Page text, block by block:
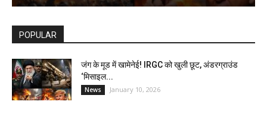
POPULAR
जंग के मूड में खामेनेई! IRGC को खुली छूट, अंडरग्राउंड
‘मिसाइल...
News January 10, 2026